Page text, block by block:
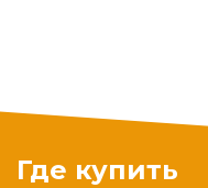
Где купить